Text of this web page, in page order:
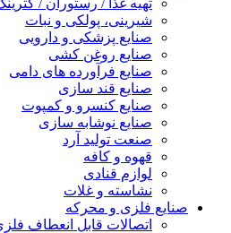
تهیه غذا / رستوران /
شیرینی، پولکی و نبات
صنایع پزشکی و دارویی
صنایع روغن کشی
صنایع فرآورده های دامی
صنایع قند سازی
صنایع کنسرو و کمپوت
صنایع نوشابه سازی
صنعت تولید آرد
قهوه و کافه
لوازم قنادی
نشاسته و غلات
صنایع فلزی و محرکه
اتصالات قابل انعطاف